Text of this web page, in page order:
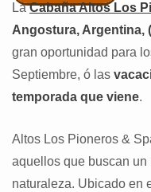
LaCabaña Altos Los
Angostura, Argentina,
gran oportunidad para
Septiembre, ó las
temporada que viene.
Altos Los Pioneros &
aquellos que buscan
naturaleza. Ubicado en